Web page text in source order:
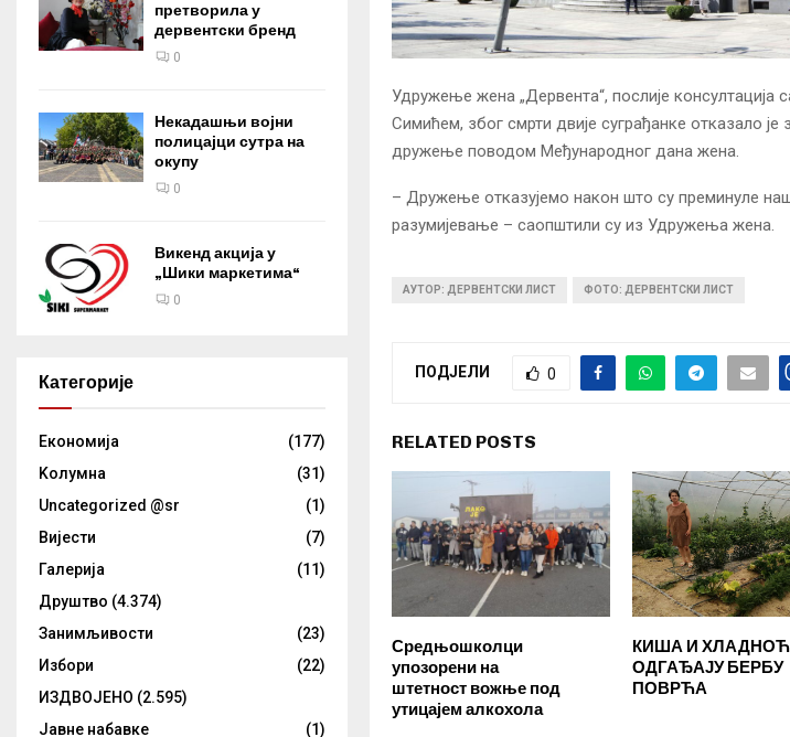
Удружење жена „Дервента“, послије
Симићем, због смрти двије суграђанке отказало
дружење поводом Међународног дана жена.
– Дружење отказујемо након што су преминуле
разумијевање – саопштили су из Удружења жена.
АУТОР: ДЕРВЕНТСКИ ЛИСТ ФОТО: ДЕРВЕНТСКИ ЛИСТ
ПОДЈЕЛИ 0
RELATED POSTS
Средњошколци
упозорени на
штетност вожње под
утицајем алкохола
КИША И
ОДГАЂАЈУ БЕРБУ
ПОВРЋА
претворила у
дервентски бренд
0
Некадашњи војни
полицајци сутра на
окупу
0
Викенд акција у
„Шики маркетима“
0
Категорије
Eкономија
(177)
Kолумнa
(31)
Uncategorized @sr
(1)
Вијести
(7)
Галерија
(11)
Друштво (4.374)
Занимљивости
(23)
Избори
(22)
ИЗДВОЈЕНО (2.595)
Јавне набавке
(1)